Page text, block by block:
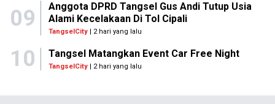
09
Anggota DPRD Tangsel Gus Andi Tutup Usia
Alami Kecelakaan Di Tol Cipali
TangselCity| 2 hari yang lalu
10 Tangsel Matangkan Event Car Free Night
TangselCity | 2 hari yang lalu